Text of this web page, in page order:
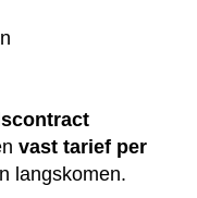
vast tarief per
langskomen.